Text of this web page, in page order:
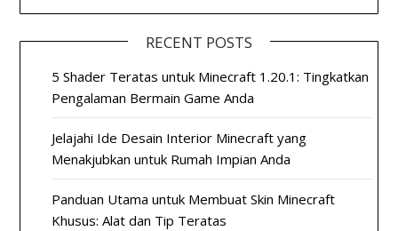
RECENT POSTS
5 Shader Teratas untuk Minecraft 1.20.1: Tingkatkan
Pengalaman Bermain Game Anda
Jelajahi Ide Desain Interior Minecraft yang
Menakjubkan untuk Rumah Impian Anda
Panduan Utama untuk Membuat Skin Minecraft
Khusus: Alat dan Tip Teratas